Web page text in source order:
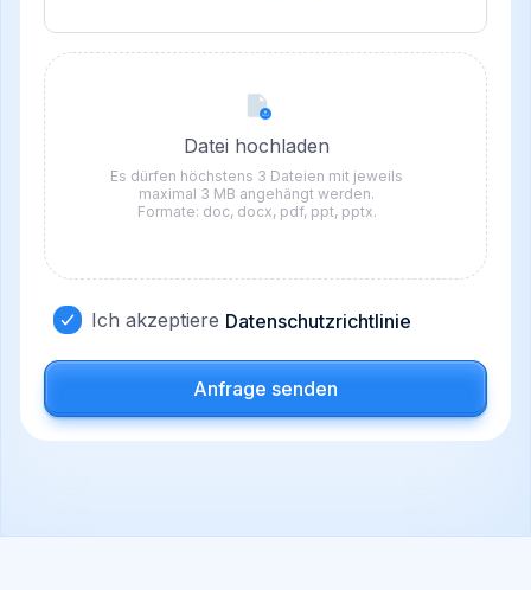
Datei hochladen
Es dürfen höchstens 3 Dateien mit jeweils
maximal 3 MB angehängt werden.
Formate: doc, docx, pdf, ppt, pptx.
Ich akzeptiere Datenschutzrichtlinie
Anfrage senden